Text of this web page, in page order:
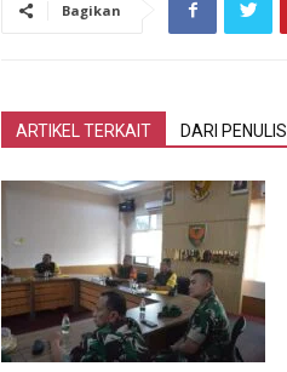
Bagikan
ARTIKEL TERKAIT DARI PENULIS